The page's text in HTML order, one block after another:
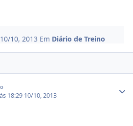
10/10, 2013 Em Diário de Treino
18:29 10/10, 2013